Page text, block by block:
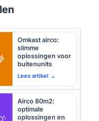
Omkast airco:
slimme
oplossingen voor
buitenunits
Lees artikel →
Airco 80m2:
optimale
oplossingen en